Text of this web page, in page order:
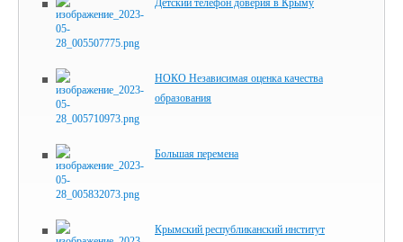
Детский телефон доверия в Крыму
НОКО Независимая оценка качества
образования
Большая перемена
Крымский республиканский институт